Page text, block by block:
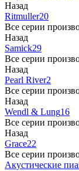
Назад
Ritmuller20
Все серии
Назад
Samick29
Все серии
Назад
Pearl River2
Все серии
Назад
Wendl & Lung16
Все серии
Назад
Grace22
Все серии
Акустические